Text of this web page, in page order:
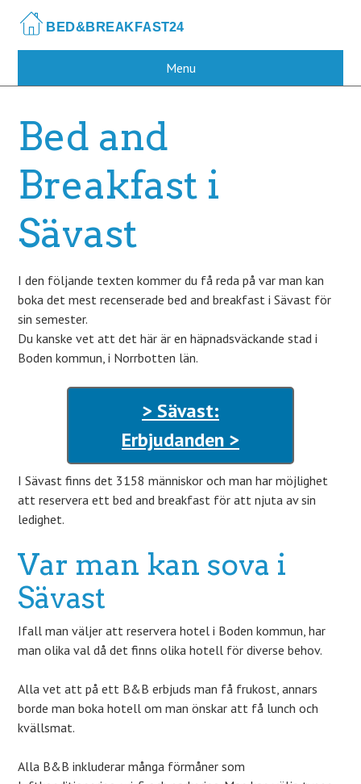
main
Menu
Bed and
Breakfast i
Sävast
I den följande texten kommer du få reda på var man kan
boka det mest recenserade bed and breakfast i Sävast för
sin semester.
Du kanske vet att det här är en häpnadsväckande stad i
Boden kommun, i Norrbotten län.
> Sävast:
Erbjudanden >
I Sävast finns det 3158 människor och man har möjlighet
att reservera ett bed and breakfast för att njuta av sin
ledighet.
Var man kan sova i
Sävast
Ifall man väljer att reservera hotel i Boden kommun, har
man olika val då det finns olika hotell för diverse behov.
Alla vet att på ett B&B erbjuds man få frukost, annars
borde man boka hotell om man önskar att få lunch och
kvällsmat.
Alla B&B inkluderar många förmåner som